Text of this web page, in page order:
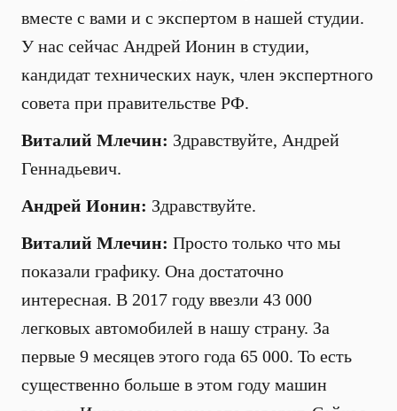
вместе с вами и с экспертом в нашей студии.
У нас сейчас Андрей Ионин в студии,
кандидат технических наук, член экспертного
совета при правительстве РФ.
Виталий Млечин: Здравствуйте, Андрей
Геннадьевич.
Андрей Ионин: Здравствуйте.
Виталий Млечин: Просто только что мы
показали графику. Она достаточно
интересная. В 2017 году ввезли 43 000
легковых автомобилей в нашу страну. За
первые 9 месяцев этого года 65 000. То есть
существенно больше в этом году машин